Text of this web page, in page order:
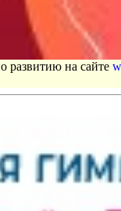
развитию на сайте